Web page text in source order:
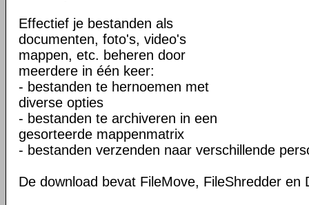
Effectief je bestanden als
documenten, foto's, video's
mappen, etc. beheren door
meerdere in één keer:
- bestanden te hernoemen met
diverse opties
- bestanden te archiveren in een
gesorteerde mappenmatrix
- bestanden verzenden naar verschillende
De download bevat FileMove, FileShredder en